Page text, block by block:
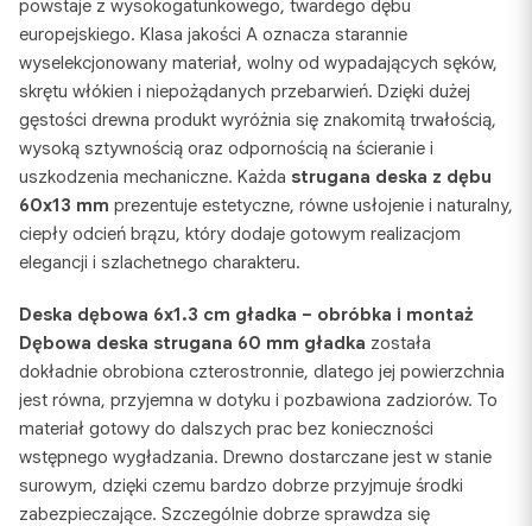
powstaje z wysokogatunkowego, twardego dębu
europejskiego. Klasa jakości A oznacza starannie
wyselekcjonowany materiał, wolny od wypadających sęków,
skrętu włókien i niepożądanych przebarwień. Dzięki dużej
gęstości drewna produkt wyróżnia się znakomitą trwałością,
wysoką sztywnością oraz odpornością na ścieranie i
uszkodzenia mechaniczne. Każda strugana deska z dębu
60x13 mm prezentuje estetyczne, równe usłojenie i naturalny,
ciepły odcień brązu, który dodaje gotowym realizacjom
elegancji i szlachetnego charakteru.
Deska dębowa 6x1.3 cm gładka – obróbka i montaż
Dębowa deska strugana 60 mm gładka została
dokładnie obrobiona czterostronnie, dlatego jej powierzchnia
jest równa, przyjemna w dotyku i pozbawiona zadziorów. To
materiał gotowy do dalszych prac bez konieczności
wstępnego wygładzania. Drewno dostarczane jest w stanie
surowym, dzięki czemu bardzo dobrze przyjmuje środki
zabezpieczające. Szczególnie dobrze sprawdza się